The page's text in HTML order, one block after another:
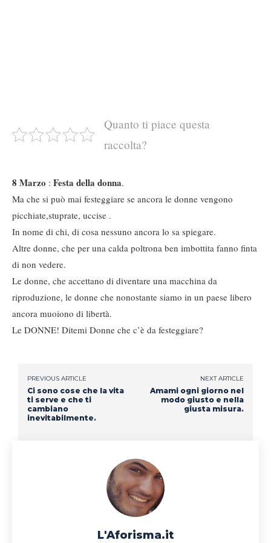
Quanto ti piace questa
raccolta?
8 Marzo : Festa della donna.
Ma che si può mai festeggiare se ancora le donne vengono
picchiate,stuprate, uccise .
In nome di chi, di cosa nessuno ancora lo sa spiegare.
Altre donne, che per una calda poltrona ben imbottita fanno finta
di non vedere.
Le donne, che accettano di diventare una macchina da
riproduzione, le donne che nonostante siamo in un paese libero
ancora muoiono di libertà.
Le DONNE! Ditemi Donne che c’è da festeggiare?
PREVIOUS ARTICLE
Ci sono cose che la vita
ti serve e che ti
cambiano
inevitabilmente.
NEXT ARTICLE
Amami ogni giorno nel
modo giusto e nella
giusta misura.
L'Aforisma.it